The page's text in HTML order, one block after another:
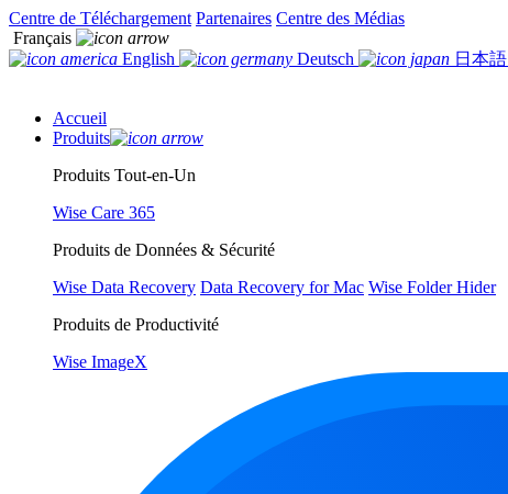
Centre de Téléchargement Partenaires Centre des Médias
Français
English
Deutsch 日本語
Accueil
Produits
Produits Tout-en-Un
Wise Care 365
Produits de Données & Sécurité
Wise Data Recovery Data Recovery for Mac Wise Folder Hider
Produits de Productivité
Wise ImageX